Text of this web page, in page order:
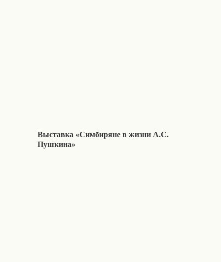
Выставка «Симбиряне в жизни А.С.
Пушкина»